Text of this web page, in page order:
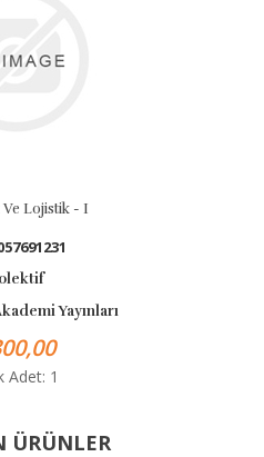
Ve Lojistik - I
Yayınları
Adet: 1
ÜRÜNLER